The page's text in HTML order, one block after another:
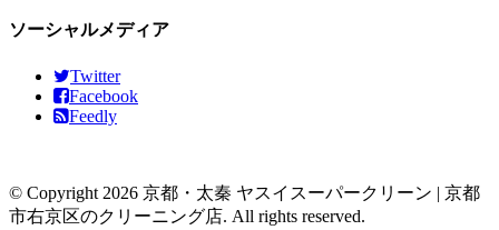
ソーシャルメディア
Twitter
Facebook
Feedly
© Copyright 2026 京都・太秦 ヤスイスーパークリーン | 京都
市右京区のクリーニング店. All rights reserved.